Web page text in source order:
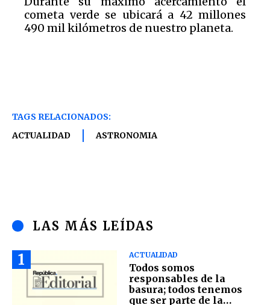
cometa verde se ubicará a 42 millones
490 mil kilómetros de nuestro planeta.
TAGS RELACIONADOS:
ACTUALIDAD
ASTRONOMIA
LAS MÁS LEÍDAS
1 ACTUALIDAD
Todos somos
responsables de la
basura; todos tenemos
que ser parte de la